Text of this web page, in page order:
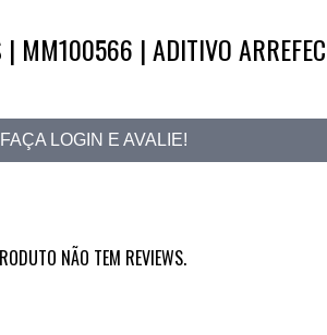
MM100566 | ADITIVO
FAÇA LOGIN E AVALIE!
NÃO TEM REVIEWS.